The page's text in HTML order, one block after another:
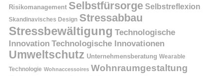
Risikomanagement Selbstfürsorge Selbstreflexion
Skandinavisches Design Stressabbau
Stressbewältigung Technologische
Innovation Technologische Innovationen
Umweltschutz Unternehmensberatung Wearable
Technologie Wohnaccessoires Wohnraumgestaltung